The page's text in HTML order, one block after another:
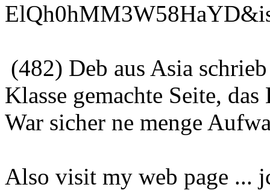
(482) Deb aus Asia
Klasse gemachte Seite,
War sicher ne menge
Also visit my web page ...